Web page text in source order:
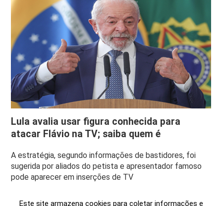
Lula avalia usar figura conhecida para
atacar Flávio na TV; saiba quem é
A estratégia, segundo informações de bastidores, foi
sugerida por aliados do petista e apresentador famoso
pode aparecer em inserções de TV
Este site armazena cookies para coletar informações e